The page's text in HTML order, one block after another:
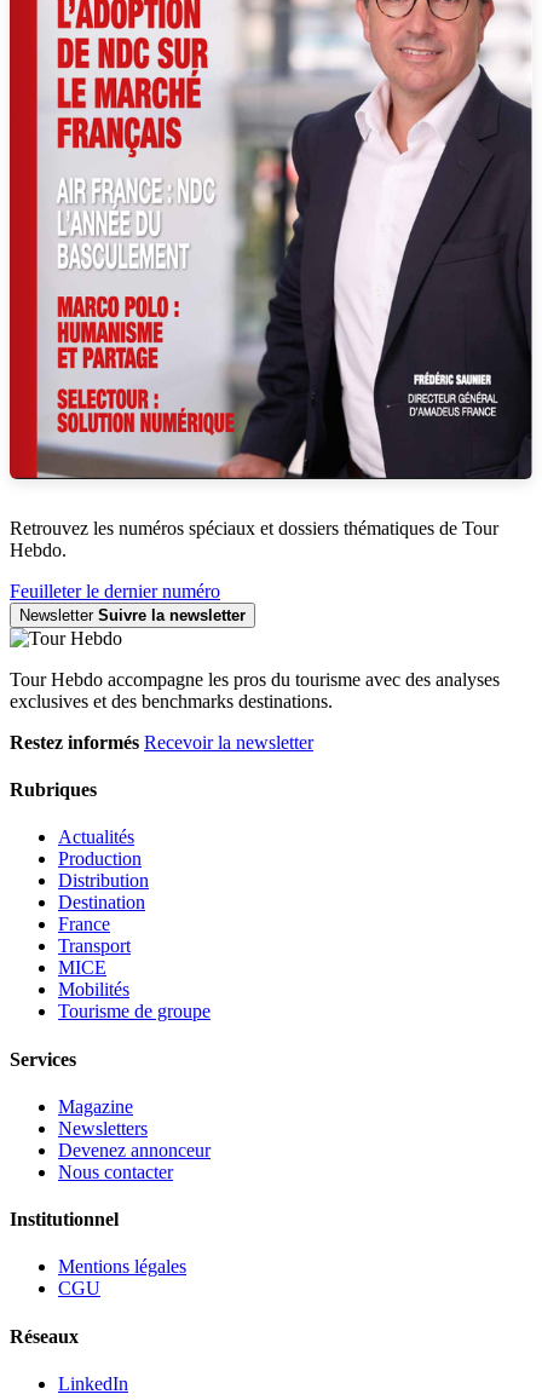
Retrouvez les numéros spéciaux et dossiers thématiques de Tour
Hebdo.
Feuilleter le dernier numéro
Newsletter Suivre la newsletter
Tour Hebdo accompagne les pros du tourisme avec des analyses
exclusives et des benchmarks destinations.
Restez informés Recevoir la newsletter
Rubriques
Actualités
Production
Distribution
Destination
France
Transport
MICE
Mobilités
Tourisme de groupe
Services
Magazine
Newsletters
Devenez annonceur
Nous contacter
Institutionnel
Mentions légales
CGU
Réseaux
LinkedIn